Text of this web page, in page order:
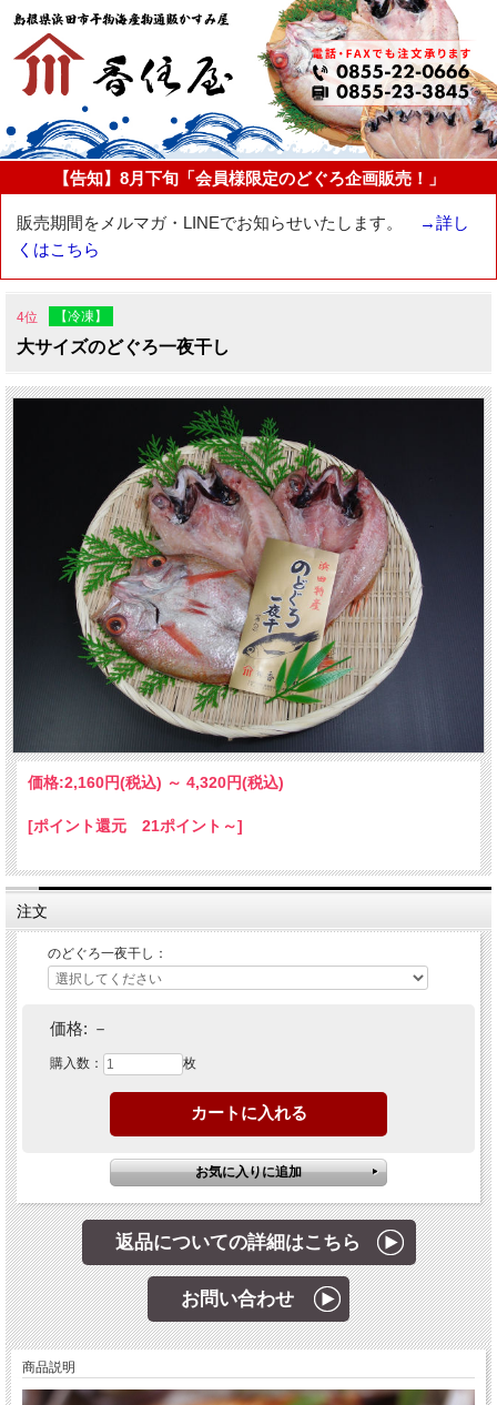
【告知】8月下旬「会員様限定のどぐろ企画販売！」
販売期間をメルマガ・LINEでお知らせいたします。
→詳し
くはこちら
4位 【冷凍】
大サイズのどぐろ一夜干し
価格:2,160円(税込) ～ 4,320円(税込)
[ポイント還元 21ポイント～]
注文
のどぐろ一夜干し：
価格: －
購入数： 枚
返品についての詳細はこちら
お問い合わせ
商品説明